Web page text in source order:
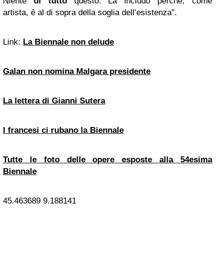
artista, è al di sopra della soglia dell’esistenza”.
Link: La Biennale non delude
Galan non nomina Malgara presidente
La lettera di Gianni Sutera
I francesi ci rubano la Biennale
Tutte le foto delle opere esposte alla 54esima
Biennale
45.463689 9.188141